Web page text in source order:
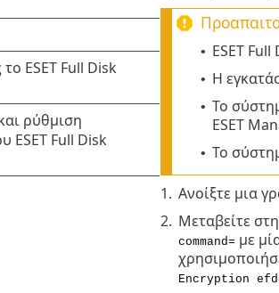
• ESET
• Η
• Το
ESET
• Το
1. Ανοίξτε μια
2. Μεταβείτε
command= με
Encryption